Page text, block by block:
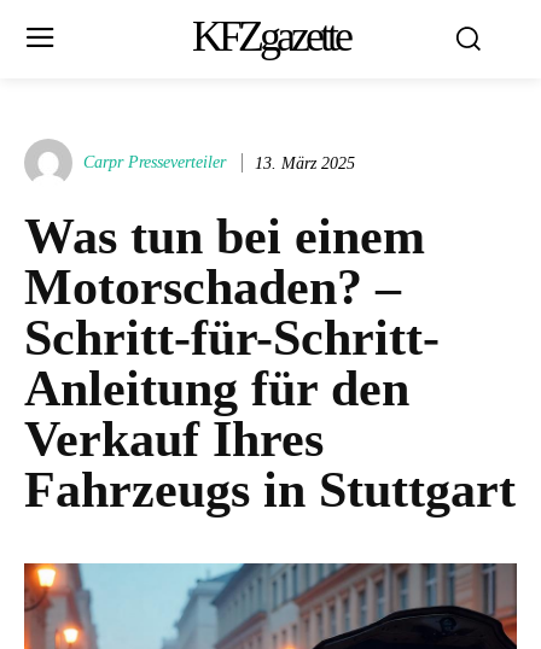
KFZgazette
Carpr Presseverteiler 13. März 2025
Was tun bei einem
Motorschaden? –
Schritt-für-Schritt-
Anleitung für den
Verkauf Ihres
Fahrzeugs in Stuttgart